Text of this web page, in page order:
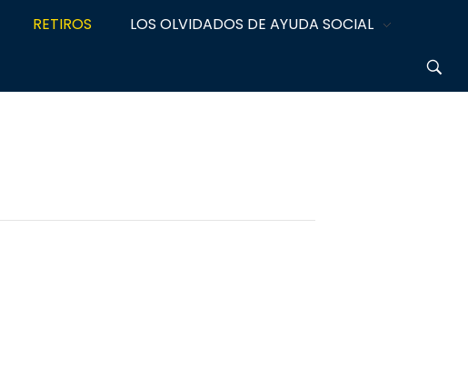
RETIROS
LOS OLVIDADOS DE AYUDA SOCIAL